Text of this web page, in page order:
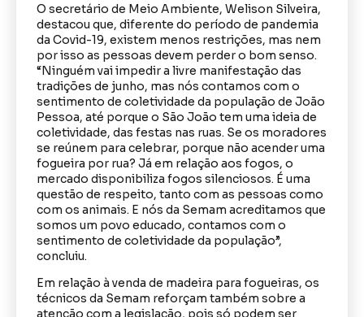
O secretário de Meio Ambiente, Welison Silveira,
destacou que, diferente do período de pandemia
da Covid-19, existem menos restrições, mas nem
por isso as pessoas devem perder o bom senso.
“Ninguém vai impedir a livre manifestação das
tradições de junho, mas nós contamos com o
sentimento de coletividade da população de João
Pessoa, até porque o São João tem uma ideia de
coletividade, das festas nas ruas. Se os moradores
se reúnem para celebrar, porque não acender uma
fogueira por rua? Já em relação aos fogos, o
mercado disponibiliza fogos silenciosos. É uma
questão de respeito, tanto com as pessoas como
com os animais. E nós da Semam acreditamos que
somos um povo educado, contamos com o
sentimento de coletividade da população”,
concluiu.
Em relação à venda de madeira para fogueiras, os
técnicos da Semam reforçam também sobre a
atenção com a legislação, pois só podem ser